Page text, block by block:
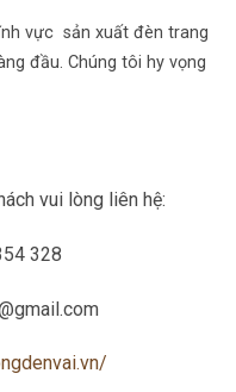
vực sản xuất đèn trang
đầu. Chúng tôi hy vọng
vui lòng liên hệ:
328